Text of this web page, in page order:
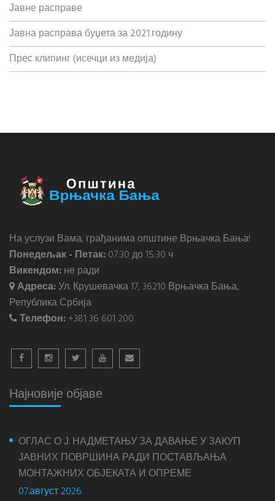
Јавне расправе
Јавна расправа буџета за 2021.годину
Прес клипинг (исечци из медија)
На услузи Вама, грађанима општине Врњачка Бања!
Понедељак - Петак:07:30 до 15:30 ч
Викендом:не ради
Адреса:Ул. Крушевачка 17, 36210 Врњачка Бања,
Република Србија
Телефон:+381 36 601 200
Најновије објаве
ОГЛАС О Ј. НАДМЕТАЊУ ЗА ДАВАЊЕ У ЗАКУП
ЈАВНИХ ПОВРШИНА РАДИ ПОСТАВЉАЊА
МОНТАЖНИХ ОБЈЕКАТА И ОПРЕМЕ
07.август 2026.